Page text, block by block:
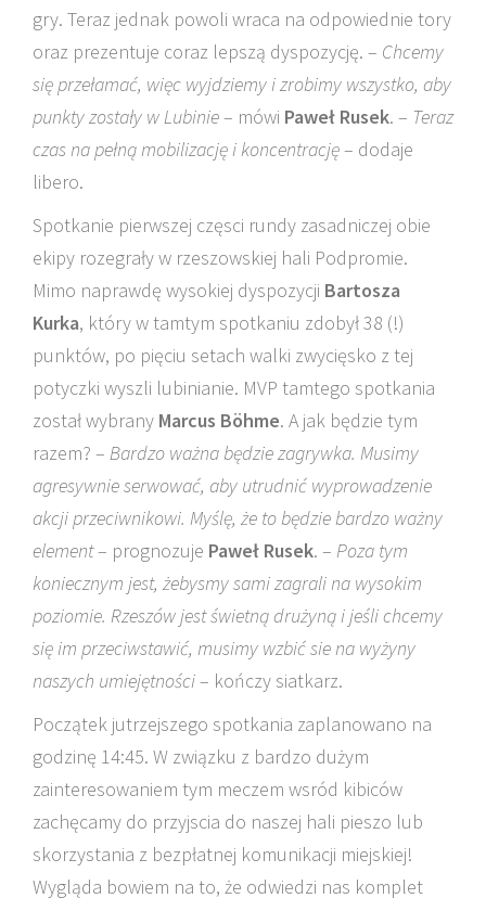
gry. Teraz jednak powoli wraca na odpowiednie tory
oraz prezentuje coraz lepszą dyspozycję. – Chcemy
się przełamać, więc wyjdziemy i zrobimy wszystko, aby
punkty zostały w Lubinie– mówi Paweł Rusek. – Teraz
czas na pełną mobilizację i koncentrację– dodaje
libero.
Spotkanie pierwszej częsci rundy zasadniczej obie
ekipy rozegrały w rzeszowskiej hali Podpromie.
Mimo naprawdę wysokiej dyspozycji Bartosza
Kurka, który w tamtym spotkaniu zdobył 38 (!)
punktów, po pięciu setach walki zwycięsko z tej
potyczki wyszli lubinianie. MVP tamtego spotkania
został wybrany Marcus Böhme. A jak będzie tym
razem? – Bardzo ważna będzie zagrywka. Musimy
agresywnie serwować, aby utrudnić wyprowadzenie
akcji przeciwnikowi. Myślę, że to będzie bardzo ważny
element– prognozuje Paweł Rusek. – Poza tym
koniecznym jest, żebysmy sami zagrali na wysokim
poziomie. Rzeszów jest świetną drużyną i jeśli chcemy
się im przeciwstawić, musimy wzbić sie na wyżyny
naszych umiejętności– kończy siatkarz.
Początek jutrzejszego spotkania zaplanowano na
godzinę 14:45. W związku z bardzo dużym
zainteresowaniem tym meczem wsród kibiców
zachęcamy do przyjscia do naszej hali pieszo lub
skorzystania z bezpłatnej komunikacji miejskiej!
Wygląda bowiem na to, że odwiedzi nas komplet